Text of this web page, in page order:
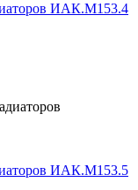
ИАК.М153.4
ИАК.М153.5